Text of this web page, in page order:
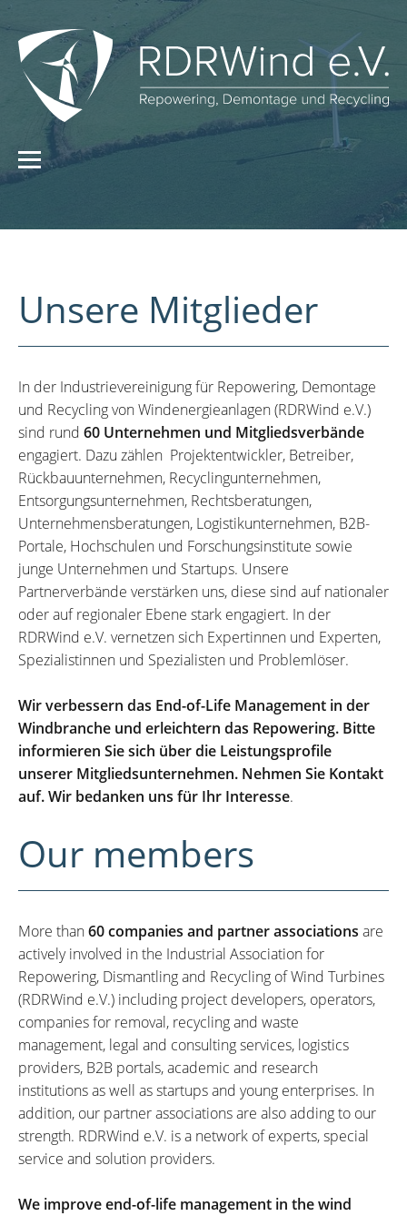
Unsere Mitglieder
In der Industrievereinigung für Repowering, Demontage
und Recycling von Windenergieanlagen (RDRWind e.V.)
sind rund 60 Unternehmen und Mitgliedsverbände
engagiert. Dazu zählen Projektentwickler, Betreiber,
Rückbauunternehmen, Recyclingunternehmen,
Entsorgungsunternehmen, Rechtsberatungen,
Unternehmensberatungen, Logistikunternehmen, B2B-
Portale, Hochschulen und Forschungsinstitute sowie
junge Unternehmen und Startups. Unsere
Partnerverbände verstärken uns, diese sind auf nationaler
oder auf regionaler Ebene stark engagiert. In der
RDRWind e.V. vernetzen sich Expertinnen und Experten,
Spezialistinnen und Spezialisten und Problemlöser.
Wir verbessern das End-of-Life Management in der
Windbranche und erleichtern das Repowering. Bitte
informieren Sie sich über die Leistungsprofile
unserer Mitgliedsunternehmen. Nehmen Sie Kontakt
auf. Wir bedanken uns für Ihr Interesse.
Our members
More than60 companies and partner associations are
actively involved in the Industrial Association for
Repowering, Dismantling and Recycling of Wind Turbines
(RDRWind e.V.) including project developers, operators,
companies for removal, recycling and waste
management, legal and consulting services, logistics
providers, B2B portals, academic and research
institutions as well as startups and young enterprises. In
addition, our partner associations are also adding to our
strength. RDRWind e.V. is a network of experts, special
service and solution providers.
We improve end-of-life management in the wind